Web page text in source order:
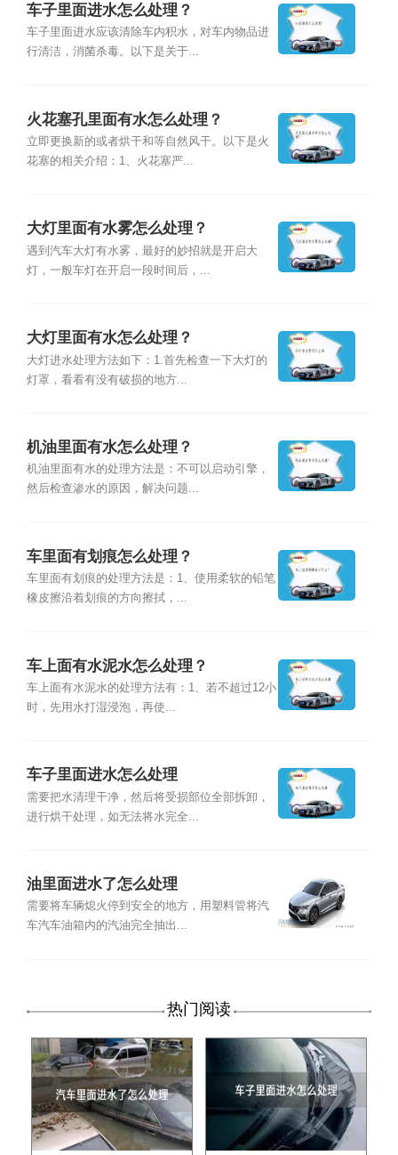
车子里面进水怎么处理？
车子里面进水应该清除车内积水，对车内物品进
行清洁，消菌杀毒。以下是关于...
火花塞孔里面有水怎么处理？
立即更换新的或者烘干和等自然风干。以下是火
花塞的相关介绍：1、火花塞严...
大灯里面有水雾怎么处理？
遇到汽车大灯有水雾，最好的妙招就是开启大
灯，一般车灯在开启一段时间后，...
大灯里面有水怎么处理？
大灯进水处理方法如下：1.首先检查一下大灯的
灯罩，看看有没有破损的地方...
机油里面有水怎么处理？
机油里面有水的处理方法是：不可以启动引擎，
然后检查渗水的原因，解决问题...
车里面有划痕怎么处理？
车里面有划痕的处理方法是：1、使用柔软的铅笔
橡皮擦沿着划痕的方向擦拭，...
车上面有水泥水怎么处理？
车上面有水泥水的处理方法有：1、若不超过12小
时，先用水打湿浸泡，再使...
车子里面进水怎么处理
需要把水清理干净，然后将受损部位全部拆卸，
进行烘干处理，如无法将水完全...
油里面进水了怎么处理
需要将车辆熄火停到安全的地方，用塑料管将汽
车汽车油箱内的汽油完全抽出...
热门阅读